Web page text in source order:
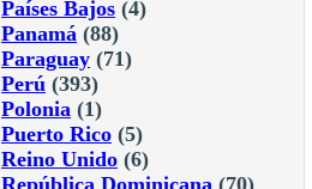
Países Bajos (4)
Panamá (88)
Paraguay (71)
Perú (393)
Polonia (1)
Puerto Rico (5)
Reino Unido (6)
República Dominicana (70)